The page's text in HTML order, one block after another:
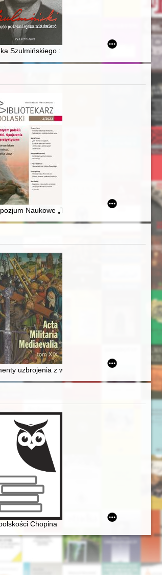
ideologiczne i narodowościowe
w 2019 r. w obrębie historycznej
Szulmińskiego : prześladowanie i
1946)niemieckiego sąsiedztwa
Naukowe „Twórcy Białostockiego
= What do the Potockis need an
XVII wieku : materiały do katalogu
istnienia Górnośląskiej Szkoły Górniczej
uzbrojenia z wczesnośredniowiecznego
chopinowskich (1927-1932-1937)
Chopina